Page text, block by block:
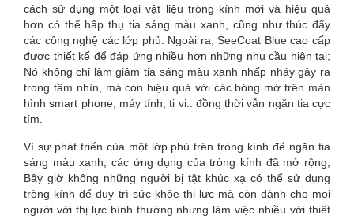
cách sử dụng một loại vật liệu tròng kính mới và hiệu quả
hơn có thể hấp thụ tia sáng màu xanh, cũng như thúc đẩy
các công nghệ các lớp phủ. Ngoài ra, SeeCoat Blue cao cấp
được thiết kế để đáp ứng nhiều hơn những nhu cầu hiện tại;
Nó không chỉ làm giảm tia sáng màu xanh nhấp nháy gây ra
trong tầm nhìn, mà còn hiệu quả với các bóng mờ trên màn
hình smart phone, máy tính, ti vi.. đồng thời vẫn ngăn tia cực
tím.
Vì sự phát triển của một lớp phủ trên tròng kính để ngăn tia
sáng màu xanh, các ứng dụng của tròng kính đã mở rộng;
Bây giờ không những người bị tật khúc xạ có thể sử dụng
tròng kính để duy trì sức khỏe thị lực mà còn dành cho mọi
người với thị lực bình thường nhưng làm việc nhiều với thiết